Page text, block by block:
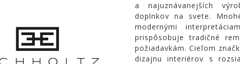
a najuznávanejších
doplnkov na svete.
modernými
prispôsobuje tradičné
požiadavkám. Cieľom
dizajnu interiérov s